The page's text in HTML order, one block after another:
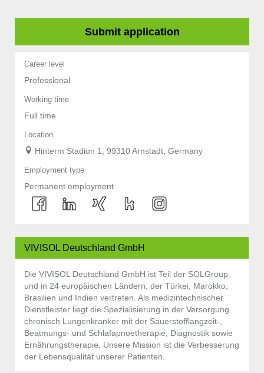
Submit application
Career level
Professional
Working time
Full time
Location
Hinterm Stadion 1, 99310 Arnstadt, Germany
Employment type
Permanent employment
VIVISOL Deutschland GmbH
Die VIVISOL Deutschland GmbH ist Teil der SOLGroup
und in 24 europäischen Ländern, der Türkei, Marokko,
Brasilien und Indien vertreten. Als medizintechnischer
Dienstleister liegt die Spezialisierung in der Versorgung
chronisch Lungenkranker mit der Sauerstofflangzeit-,
Beatmungs- und Schlafapnoetherapie, Diagnostik sowie
Ernährungstherapie. Unsere Mission ist die Verbesserung
der Lebensqualität unserer Patienten.